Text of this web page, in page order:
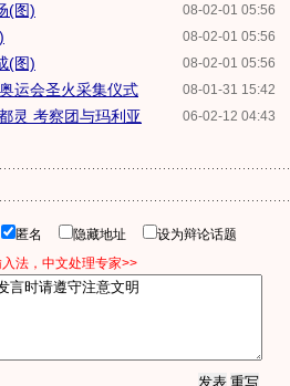
08-02-01 05:56
(图)
08-02-01 05:56
08-02-01 05:56
(图)
08-01-31 15:42
运会圣火采集仪式
06-02-12 04:43
灵 考察团与玛利亚
匿名 隐藏地址
设为辩论话题
法，中文处理专家>>